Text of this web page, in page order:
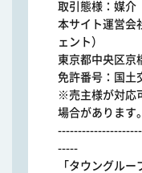
取引態様：媒介
本サイト運営会
ェント）
東京都中央区京
免許番号：国土
※売主様が対応
場合があります。
-----
「タウングル